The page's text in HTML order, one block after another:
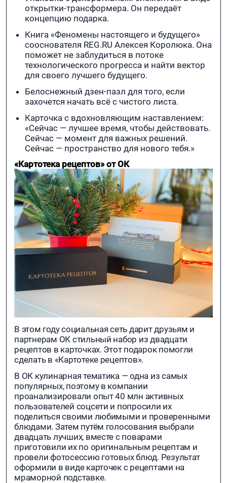
открытки-трансформера. Он передаёт
концепцию подарка.
Книга «Феномены настоящего и будущего»
сооснователя REG.RU Алексея Королюка. Она
поможет не заблудиться в потоке
технологического прогресса и найти вектор
для своего лучшего будущего.
Белоснежный дзен-пазл для того, если
захочется начать всё с чистого листа.
Карточка с вдохновляющим наставлением:
«Сейчас — лучшее время, чтобы действовать.
Сейчас — момент для важных решений.
Сейчас — пространство для нового тебя.»
«Картотека рецептов» от ОК
В этом году социальная сеть дарит друзьям и
партнерам ОК стильный набор из двадцати
рецептов в карточках. Этот подарок помогли
сделать в «Картотеке рецептов».
В ОК кулинарная тематика — одна из самых
популярных, поэтому в компании
проанализировали опыт 40 млн активных
пользователей соцсети и попросили их
поделиться своими любимыми и проверенными
блюдами. Затем путём голосования выбрали
двадцать лучших, вместе с поварами
приготовили их по оригинальным рецептам и
провели фотосессию готовых блюд. Результат
оформили в виде карточек с рецептами на
мраморной подставке.